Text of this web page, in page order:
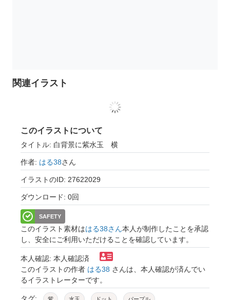
関連イラスト
このイラストについて
タイトル: 白背景に紫水玉 横
作者: はる38さん
イラストのID: 27622029
ダウンロード: 0回
SAFETY
このイラスト素材ははる38さん本人が制作したことを承認
し、安全にご利用いただけることを確認しています。
本人確認: 本人確認済
このイラストの作者 はる38 さんは、本人確認が済んでい
るイラストレーターです。
タグ: 紫 水玉 ドット パープル